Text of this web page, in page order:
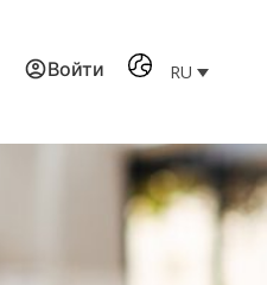
Войти RU